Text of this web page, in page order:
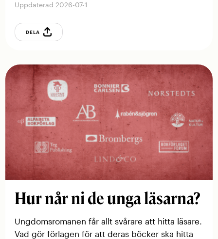
Uppdaterad 2026-07-1
DELA
Hur når ni de unga läsarna?
Ungdomsromanen får allt svårare att hitta läsare.
Vad gör förlagen för att deras böcker ska hitta